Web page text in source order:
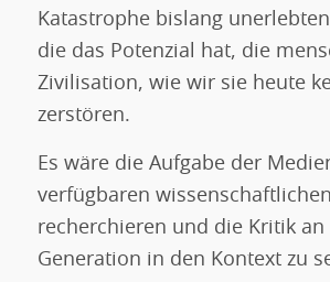
Katastrophe bislang
die das Potenzial hat, die
Zivilisation, wie wir sie heute
zerstören.
Es wäre die Aufgabe der
verfügbaren
recherchieren und die Kritik an
Generation in den Kontext zu